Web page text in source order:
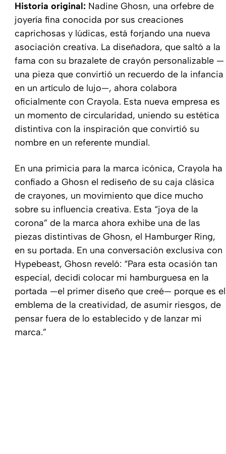
Historia original: Nadine Ghosn, una orfebre de
joyería fina conocida por sus creaciones
caprichosas y lúdicas, está forjando una nueva
asociación creativa. La diseñadora, que saltó a la
fama con su brazalete de crayón personalizable —
una pieza que convirtió un recuerdo de la infancia
en un artículo de lujo—, ahora colabora
oficialmente con Crayola. Esta nueva empresa es
un momento de circularidad, uniendo su estética
distintiva con la inspiración que convirtió su
nombre en un referente mundial.
En una primicia para la marca icónica, Crayola ha
confiado a Ghosn el rediseño de su caja clásica
de crayones, un movimiento que dice mucho
sobre su influencia creativa. Esta “joya de la
corona” de la marca ahora exhibe una de las
piezas distintivas de Ghosn, el Hamburger Ring,
en su portada. En una conversación exclusiva con
Hypebeast, Ghosn reveló: “Para esta ocasión tan
especial, decidí colocar mi hamburguesa en la
portada —el primer diseño que creé— porque es el
emblema de la creatividad, de asumir riesgos, de
pensar fuera de lo establecido y de lanzar mi
marca.”